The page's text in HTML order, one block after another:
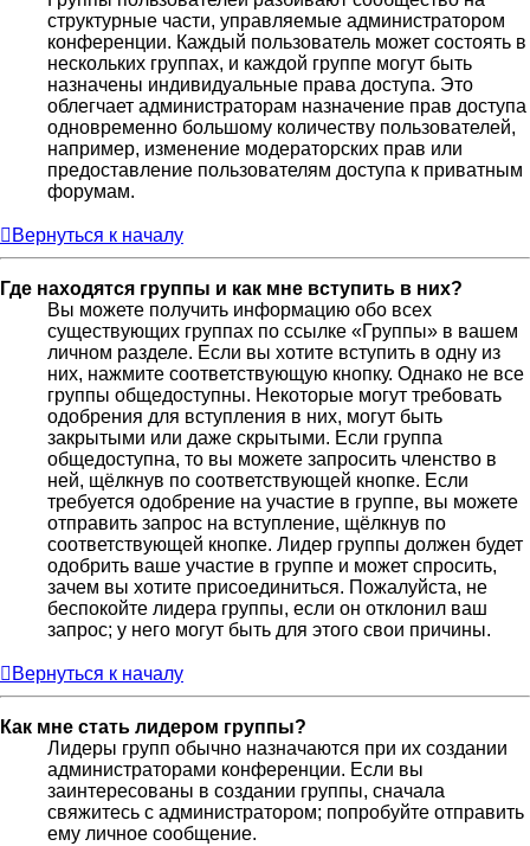
структурные части, управляемые администратором
конференции. Каждый пользователь может состоять в
нескольких группах, и каждой группе могут быть
назначены индивидуальные права доступа. Это
облегчает администраторам назначение прав доступа
одновременно большому количеству пользователей,
например, изменение модераторских прав или
предоставление пользователям доступа к приватным
форумам.
Вернуться к началу
Где находятся группы и как мне вступить в них?
Вы можете получить информацию обо всех
существующих группах по ссылке «Группы» в вашем
личном разделе. Если вы хотите вступить в одну из
них, нажмите соответствующую кнопку. Однако не все
группы общедоступны. Некоторые могут требовать
одобрения для вступления в них, могут быть
закрытыми или даже скрытыми. Если группа
общедоступна, то вы можете запросить членство в
ней, щёлкнув по соответствующей кнопке. Если
требуется одобрение на участие в группе, вы можете
отправить запрос на вступление, щёлкнув по
соответствующей кнопке. Лидер группы должен будет
одобрить ваше участие в группе и может спросить,
зачем вы хотите присоединиться. Пожалуйста, не
беспокойте лидера группы, если он отклонил ваш
запрос; у него могут быть для этого свои причины.
Вернуться к началу
Как мне стать лидером группы?
Лидеры групп обычно назначаются при их создании
администраторами конференции. Если вы
заинтересованы в создании группы, сначала
свяжитесь с администратором; попробуйте отправить
ему личное сообщение.